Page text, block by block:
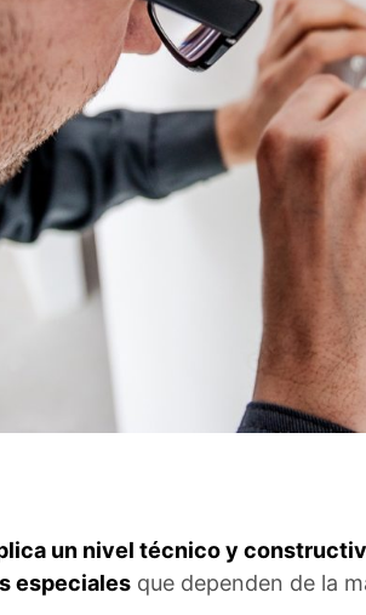
un nivel técnico y
especiales que dependen de la